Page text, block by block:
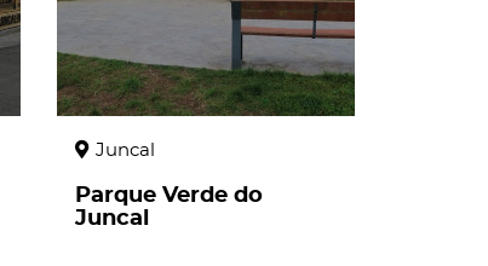
Juncal
Parque Verde do
Juncal